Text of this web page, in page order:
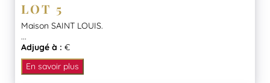
LOT 5
Maison SAINT LOUIS.
...
Adjugé à : €
En savoir plus